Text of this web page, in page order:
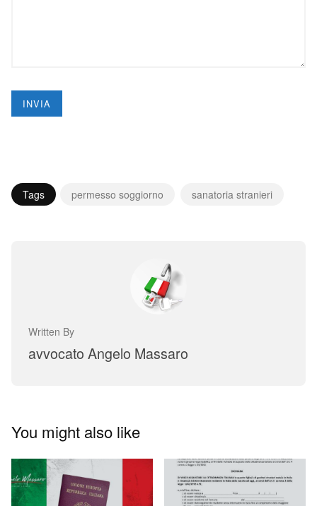
Tags permesso soggiorno sanatoria stranieri
Written By
avvocato Angelo Massaro
You might also like